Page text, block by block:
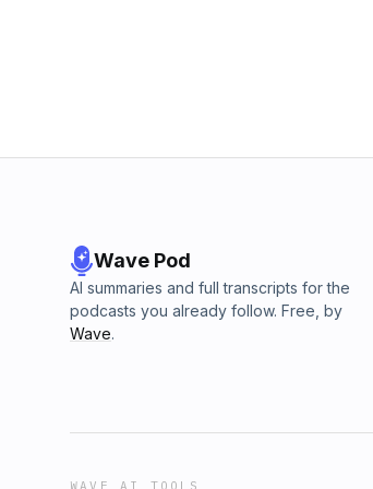
Wave Pod
AI summaries and full transcripts for the
podcasts you already follow. Free, by
Wave.
WAVE AI TOOLS